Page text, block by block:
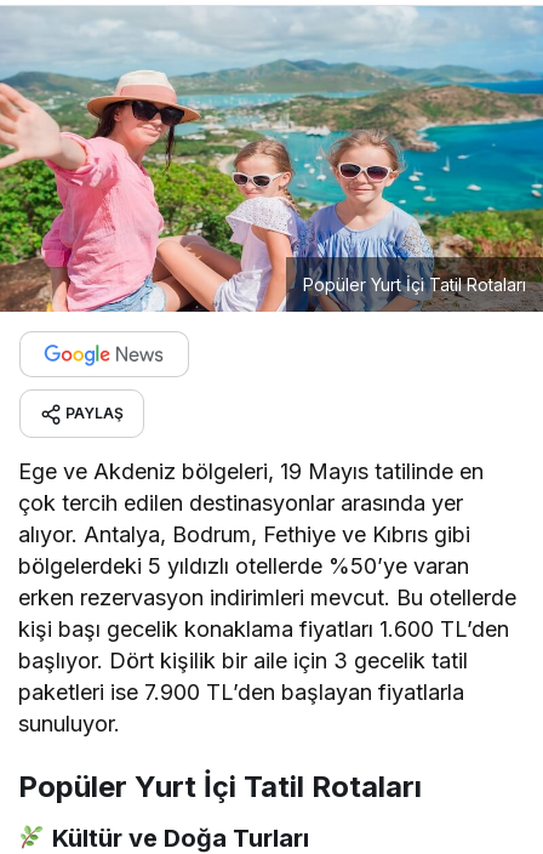
Popüler Yurt İçi Tatil Rotaları
PAYLAŞ
Ege ve Akdeniz bölgeleri, 19 Mayıs tatilinde en
çok tercih edilen destinasyonlar arasında yer
alıyor. Antalya, Bodrum, Fethiye ve Kıbrıs gibi
bölgelerdeki 5 yıldızlı otellerde %50’ye varan
erken rezervasyon indirimleri mevcut. Bu otellerde
kişi başı gecelik konaklama fiyatları 1.600 TL’den
başlıyor. Dört kişilik bir aile için 3 gecelik tatil
paketleri ise 7.900 TL’den başlayan fiyatlarla
sunuluyor.
Popüler Yurt İçi Tatil Rotaları
Kültür ve Doğa Turları